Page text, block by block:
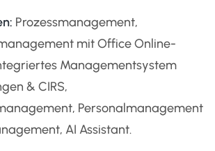
Prozessmanagement,
mit Office Online-
Managementsystem
& CIRS,
Personalmanagement
AI Assistant.